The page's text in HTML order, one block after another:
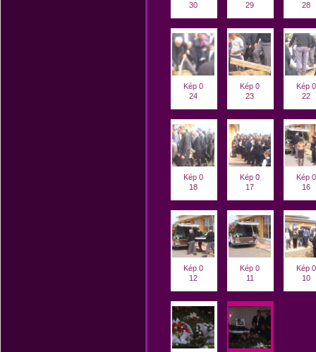
30
29
28
Kép 0
24
Kép 0
23
Kép 0
22
Kép 0
18
Kép 0
17
Kép 0
16
Kép 0
12
Kép 0
11
Kép 0
10